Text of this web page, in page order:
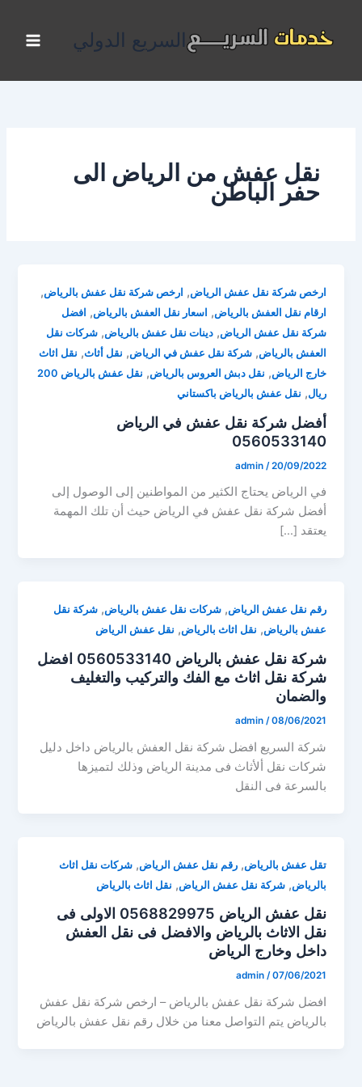
المحتوى
السريع الدولي
نقل عفش من الرياض الى
حفر الباطن
ارخص شركة نقل عفش الرياض, ارخص شركة نقل عفش بالرياض,
ارقام نقل العفش بالرياض, اسعار نقل العفش بالرياض, افضل
شركة نقل عفش الرياض,دينات نقل عفش بالرياض,شركات نقل
العفش بالرياض,شركة نقل عفش في الرياض, نقل أثاث, نقل اثاث
خارج الرياض, نقل دبش العروس بالرياض,
نقل عفش بالرياض 200
ريال, نقل عفش بالرياض باكستاني
أفضل شركة نقل عفش في الرياض
0560533140
admin /20/09/2022
في الرياض يحتاج الكثير من المواطنين إلى الوصول إلى
أفضل شركة نقل عفش في الرياض حيث أن تلك المهمة
يعتقد […]
رقم نقل عفش الرياض,شركات نقل عفش بالرياض,شركة نقل
عفش بالرياض, نقل اثاث بالرياض, نقل عفش الرياض
شركة نقل عفش بالرياض 0560533140 افضل
شركة نقل اثاث مع الفك والتركيب والتغليف
والضمان
admin /08/06/2021
شركة السريع افضل شركة نقل العفش بالرياض داخل دليل
شركات نقل ألأثاث فى مدينة الرياض وذلك لتميزها
بالسرعة فى النقل
تقل عفش بالرياض,رقم نقل عفش الرياض,شركات نقل اثاث
بالرياض,شركة نقل عفش الرياض, نقل اثاث بالرياض
نقل عفش الرياض 0568829975 الاولى فى
نقل الاثاث بالرياض والافضل فى نقل العفش
داخل وخارج الرياض
admin /07/06/2021
افضل شركة نقل عفش بالرياض – ارخص شركة نقل عفش
بالرياض يتم التواصل معنا من خلال رقم نقل عفش بالرياض